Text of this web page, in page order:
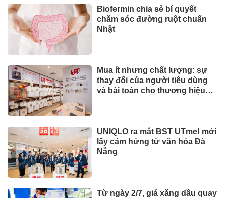
Biofermin chia sẻ bí quyết
chăm sóc đường ruột chuẩn
Nhật
Mua ít nhưng chất lượng: sự
thay đổi của người tiêu dùng
và bài toán cho thương hiệu
UNIQLO ra mắt BST UTme! mới
lấy cảm hứng từ văn hóa Đà
Nẵng
Từ ngày 2/7, giá xăng dầu quay